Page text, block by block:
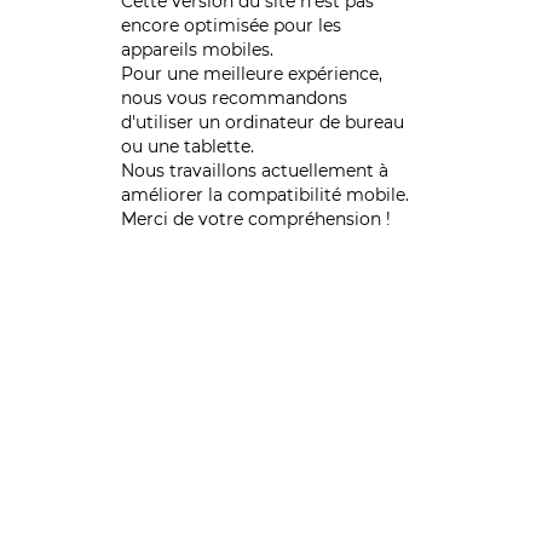
encore optimisée pour les
appareils mobiles.
Pour une meilleure expérience,
nous vous recommandons
d'utiliser un ordinateur de bureau
ou une tablette.
Nous travaillons actuellement à
améliorer la compatibilité mobile.
Merci de votre compréhension !